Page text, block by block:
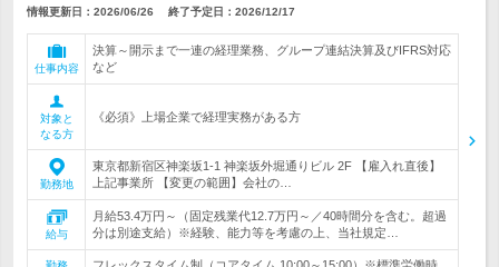
情報更新日：2026/06/26 終了予定日： 2026/12/17
仕事内容
決算～開示まで一連の経理業務、グループ連結決算及びIFRS対応
など
対象と
なる方
《必須》上場企業で経理実務がある方
勤務地
東京都新宿区神楽坂1-1 神楽坂外堀通りビル 2F 【雇入れ直後】
上記事業所 【変更の範囲】会社の…
給与
月給53.4万円～（固定残業代12.7万円～／40時間分を含む。超過
分は別途支給）※経験、能力等を考慮の上、当社規定…